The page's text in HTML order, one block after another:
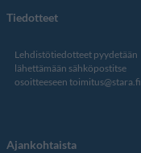
Tiedotteet
Lehdistötiedotteet pyydetään
lähettämään sähköpostitse
osoitteeseen toimitus@stara.fi
Ajankohtaista